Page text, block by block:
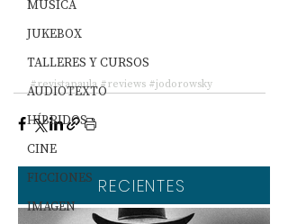
MÚSICA
JUKEBOX
TALLERES Y CURSOS
AUDIOTEXTO
HÍBRIDOS
CINE
FICCIONES
IMAGEN
#revistapaula#reviews #jodorowsky
RECIENTES